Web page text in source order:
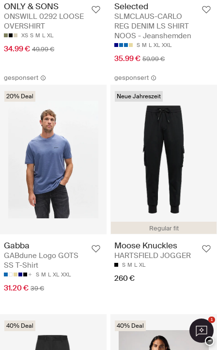
ONLY & SONS
ONSWILL 0292 LOOSE
OVERSHIRT
XS S M L XL
34.99 € 49.99 €
Selected
SLMCLAUS-CARLO
REG DENIM LS SHIRT
NOOS - Jeanshemden
S M L XL XXL
35.99 € 59.99 €
gesponsert
20% Deal
Gabba
GABdune Logo GOTS
SS T-Shirt
S M L XL XXL
31.20 € 39 €
gesponsert
Regular fit
Neue Jahreszeit
Moose Knuckles
HARTSFIELD JOGGER
S M L XL
260 €
40% Deal 40% Deal
1
−